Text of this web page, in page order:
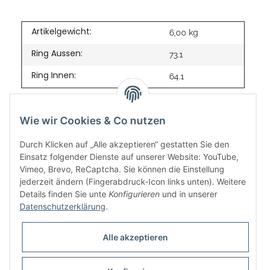
Artikelgewicht: 6,00 kg
Ring Aussen: 73.1
Ring Innen: 64.1
Wie wir Cookies & Co nutzen
Durch Klicken auf „Alle akzeptieren“ gestatten Sie den
Einsatz folgender Dienste auf unserer Website: YouTube,
Vimeo, Brevo, ReCaptcha. Sie können die Einstellung
jederzeit ändern (Fingerabdruck-Icon links unten). Weitere
Details finden Sie unte Konfigurieren und in unserer
Datenschutzerklärung.
Alle akzeptieren